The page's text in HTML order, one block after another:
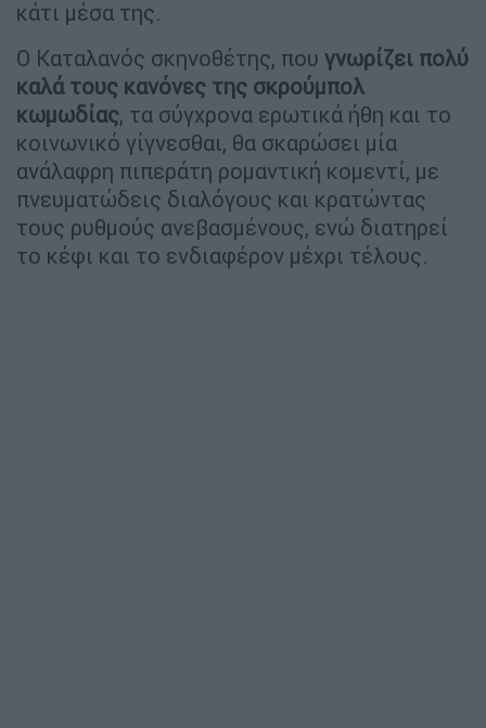
κάτι μέσα της.
Ο Καταλανός σκηνοθέτης, που γνωρίζει πολύ
καλά τους κανόνες της σκρούμπολ
κωμωδίας, τα σύγχρονα ερωτικά ήθη και το
κοινωνικό γίγνεσθαι, θα σκαρώσει μία
ανάλαφρη πιπεράτη ρομαντική κομεντί, με
πνευματώδεις διαλόγους και κρατώντας
τους ρυθμούς ανεβασμένους, ενώ διατηρεί
το κέφι και το ενδιαφέρον μέχρι τέλους.